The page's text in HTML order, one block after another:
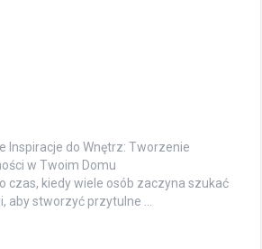
Inspiracje do Wnętrz: Tworzenie
w Twoim Domu
czas, kiedy wiele osób zaczyna szukać
aby stworzyć przytulne …